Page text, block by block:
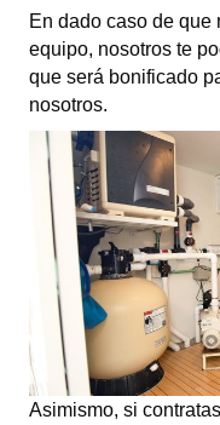
En dado caso de que
equipo, nosotros te
que será bonificado
nosotros.
Asimismo, si